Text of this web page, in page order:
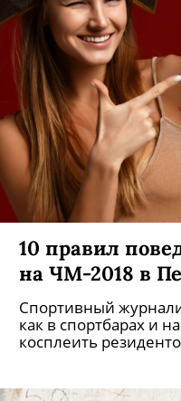
10 правил
на ЧМ-2018 в
Спортивный
как в спортбарах и
косплеить